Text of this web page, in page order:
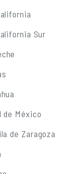
Sur
de México
de Zaragoza